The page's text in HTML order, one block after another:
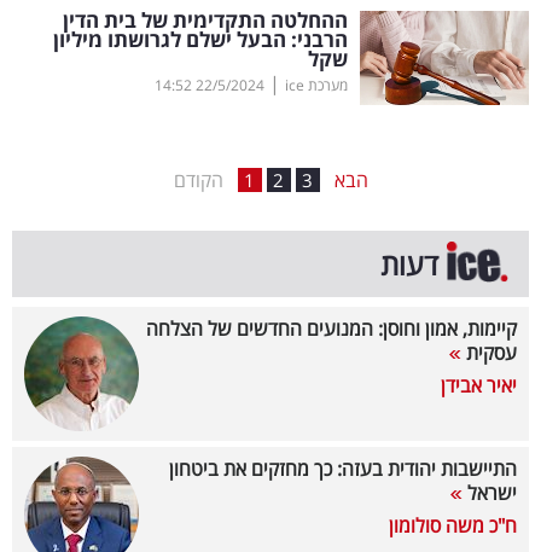
ופנאי
תיירות
המילון
הכלכלי
פודקאסט
40
ההחלטה התקדימית של בית הדין
הרבני: הבעל ישלם לגרושתו מיליון
שקל
מערכת ice |
22/5/2024
14:52
הקודם 1 2 3 הבא
דעות
קיימות, אמון וחוסן: המנועים החדשים של הצלחה
עסקית
יאיר אבידן
התיישבות יהודית בעזה: כך מחזקים את ביטחון
ישראל
ח"כ משה סולומון